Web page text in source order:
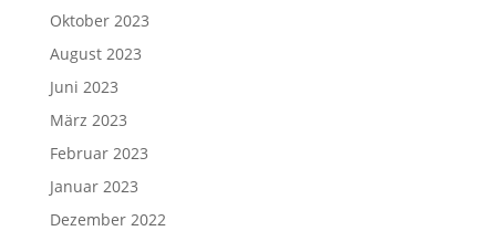
Oktober 2023
August 2023
Juni 2023
März 2023
Februar 2023
Januar 2023
Dezember 2022